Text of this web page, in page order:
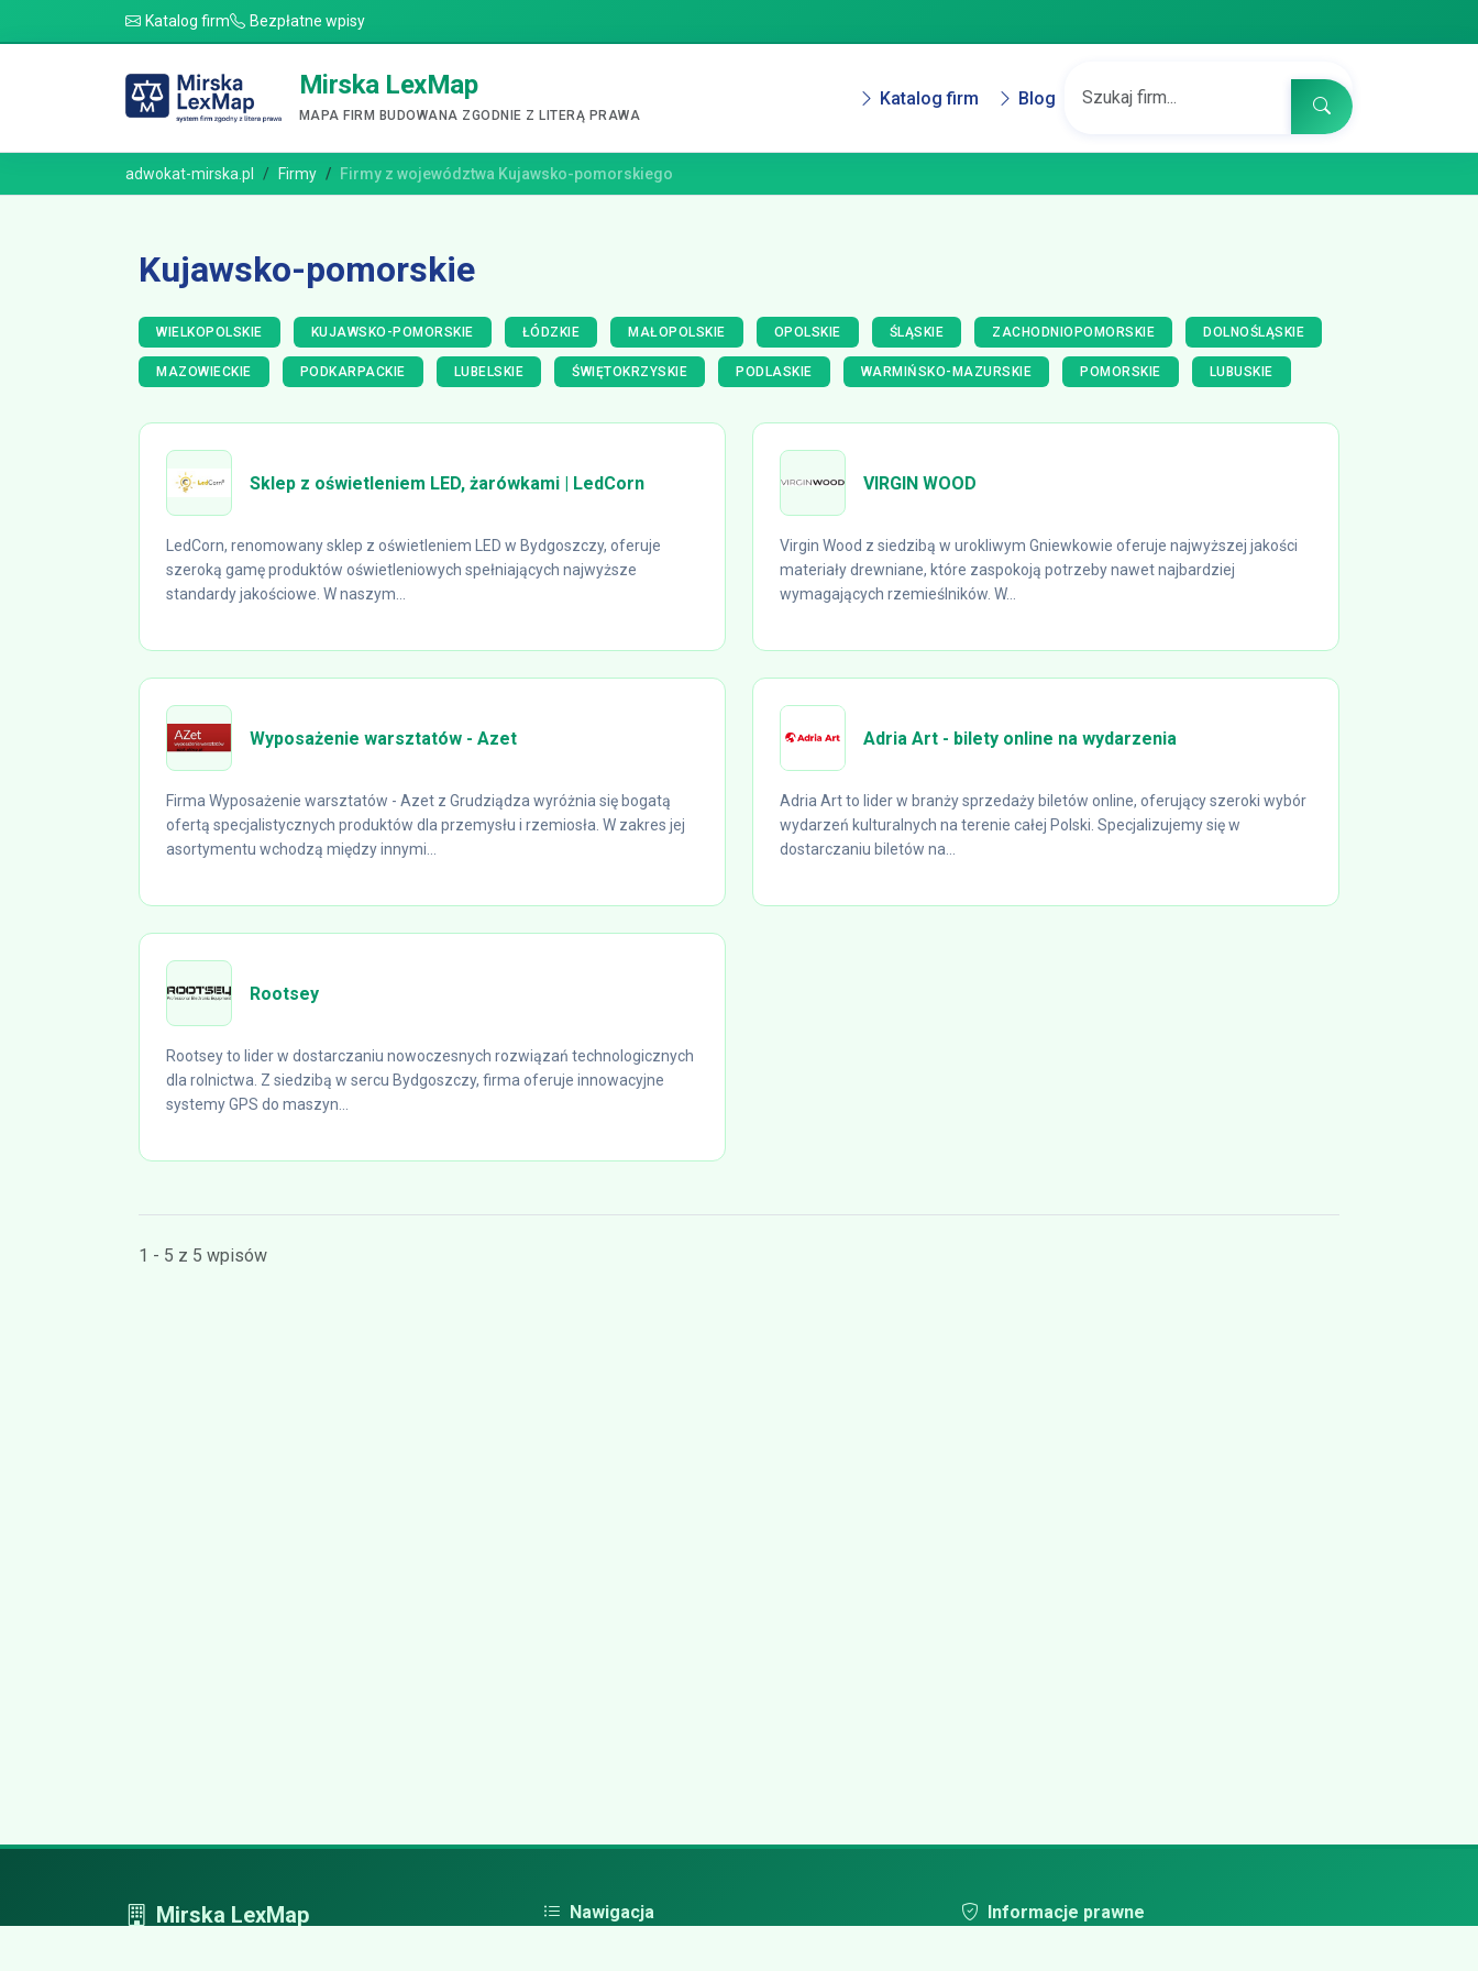
Katalog firm Bezpłatne wpisy
Mirska LexMap
MAPA FIRM BUDOWANA ZGODNIE Z LITERĄ PRAWA
Katalog firm Blog
adwokat-mirska.pl Firmy Firmy z województwa Kujawsko-pomorskiego
Kujawsko-pomorskie
WIELKOPOLSKIE KUJAWSKO-POMORSKIE ŁÓDZKIE MAŁOPOLSKIE OPOLSKIE ŚLĄSKIE ZACHODNIOPOMORSKIE DOLNOŚLĄSKIE
MAZOWIECKIE PODKARPACKIE LUBELSKIE ŚWIĘTOKRZYSKIE PODLASKIE WARMIŃSKO-MAZURSKIE POMORSKIE LUBUSKIE
Sklep z oświetleniem LED, żarówkami | LedCorn
LedCorn, renomowany sklep z oświetleniem LED w Bydgoszczy, oferuje
szeroką gamę produktów oświetleniowych spełniających najwyższe
standardy jakościowe. W naszym...
VIRGIN WOOD
Virgin Wood z siedzibą w urokliwym Gniewkowie oferuje najwyższej jakości
materiały drewniane, które zaspokoją potrzeby nawet najbardziej
wymagających rzemieślników. W...
Wyposażenie warsztatów - Azet
Firma Wyposażenie warsztatów - Azet z Grudziądza wyróżnia się bogatą
ofertą specjalistycznych produktów dla przemysłu i rzemiosła. W zakres jej
asortymentu wchodzą między innymi...
Adria Art - bilety online na wydarzenia
Adria Art to lider w branży sprzedaży biletów online, oferujący szeroki wybór
wydarzeń kulturalnych na terenie całej Polski. Specjalizujemy się w
dostarczaniu biletów na...
Rootsey
Rootsey to lider w dostarczaniu nowoczesnych rozwiązań technologicznych
dla rolnictwa. Z siedzibą w sercu Bydgoszczy, firma oferuje innowacyjne
systemy GPS do maszyn...
1 - 5 z 5 wpisów
Mirska LexMap Nawigacja Informacje prawne